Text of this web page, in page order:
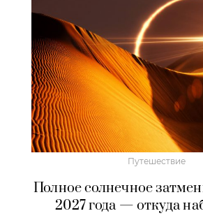
Путешествие
Полное солнечное
2027 года — откуда